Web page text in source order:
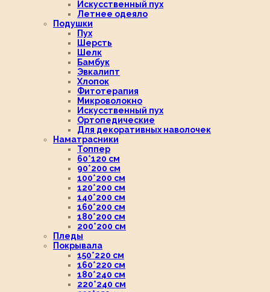
Искусственный пух
Летнее одеяло
Подушки
Пух
Шерсть
Шелк
Бамбук
Эвкалипт
Хлопок
Фитотерапия
Микроволокно
Искусственный пух
Ортопедические
Для декоративных наволочек
Наматрасники
Топпер
60*120 см
90*200 см
100*200 см
120*200 см
140*200 см
160*200 см
180*200 см
200*200 см
Пледы
Покрывала
150*220 см
160*220 см
180*240 см
220*240 см